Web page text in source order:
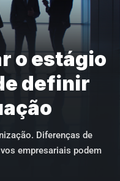
o estágio
definir
Diferenças de
empresariais podem